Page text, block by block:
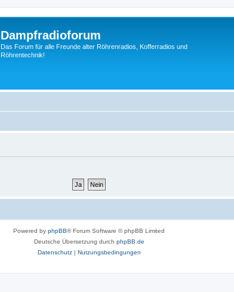
Dampfradioforum
Das Forum für alle Freunde alter Röhrenradios, Kofferradios und
Röhrentechnik!
Powered by phpBB® Forum Software © phpBB Limited
Deutsche Übersetzung durch phpBB.de
Datenschutz| Nutzungsbedingungen